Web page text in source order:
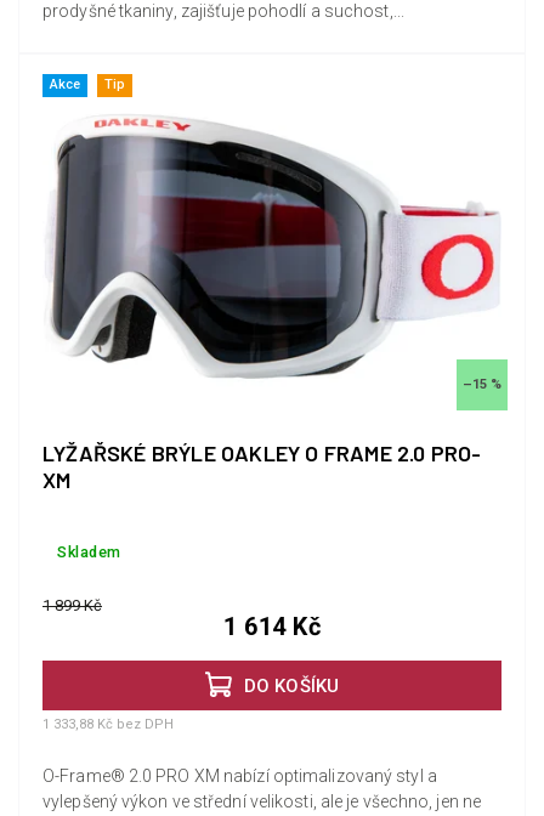
prodyšné tkaniny, zajišťuje pohodlí a suchost,...
Akce Tip
–15 %
LYŽAŘSKÉ BRÝLE OAKLEY O FRAME 2.0 PRO-
XM
Skladem
DO KOŠÍKU
1 333,88 Kč bez DPH
1 899 Kč
1 614 Kč
O-Frame® 2.0 PRO XM nabízí optimalizovaný styl a
vylepšený výkon ve střední velikosti, ale je všechno, jen ne